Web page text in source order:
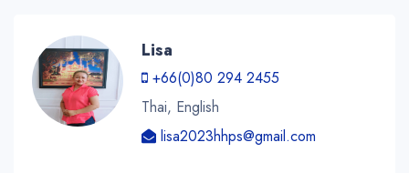
Lisa
+66(0)80 294 2455
Thai, English
lisa2023hhps@gmail.com